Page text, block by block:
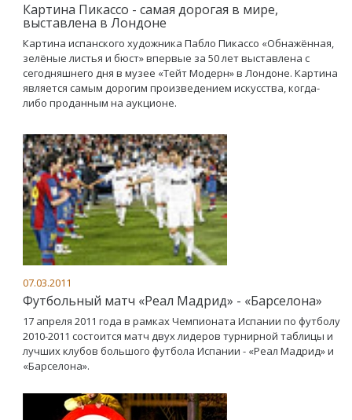
Картина Пикассо - самая дорогая в мире,
выставлена в Лондоне
Картина испанского художника Пабло Пикассо «Обнажённая,
зелёные листья и бюст» впервые за 50 лет выставлена с
сегодняшнего дня в музее «Тейт Модерн» в Лондоне. Картина
является самым дорогим произведением искусства, когда-
либо проданным на аукционе.
07.03.2011
Футбольный матч «Реал Мадрид» - «Барселона»
17 апреля 2011 года в рамках Чемпионата Испании по футболу
2010-2011 состоится матч двух лидеров турнирной таблицы и
лучших клубов большого футбола Испании - «Реал Мадрид» и
«Барселона».